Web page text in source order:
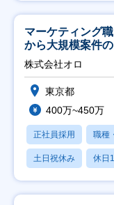
マーケティング
から大規模案件
修充実】
株式会社オロ
東京都
400万~450万
正社員採用 職種
土日祝休み 休日